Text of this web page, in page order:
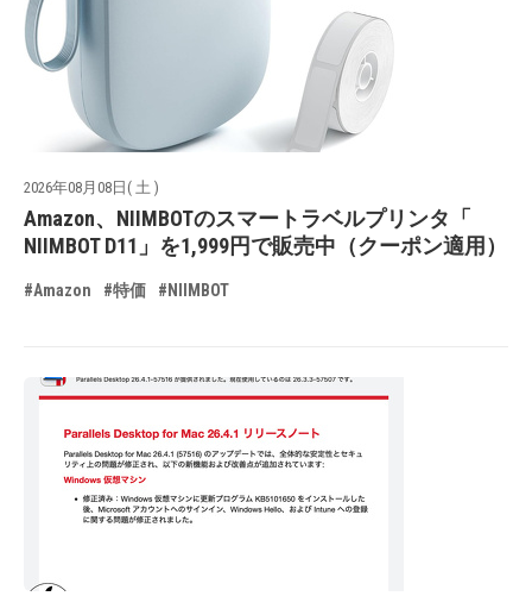
2026年08月08日( 土 )
Amazon、NIIMBOTのスマートラベルプリンタ「
NIIMBOT D11」を1,999円で販売中（クーポン適用）
#Amazon #特価 #NIIMBOT